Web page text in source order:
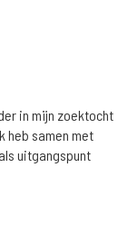
in mijn zoektocht
heb samen met
uitgangspunt